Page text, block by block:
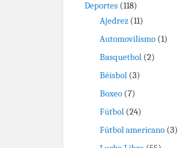
Deportes (118)
Ajedrez (11)
Automovilismo (1)
Basquetbol (2)
Béisbol (3)
Boxeo (7)
Fútbol (24)
Fútbol americano (3)